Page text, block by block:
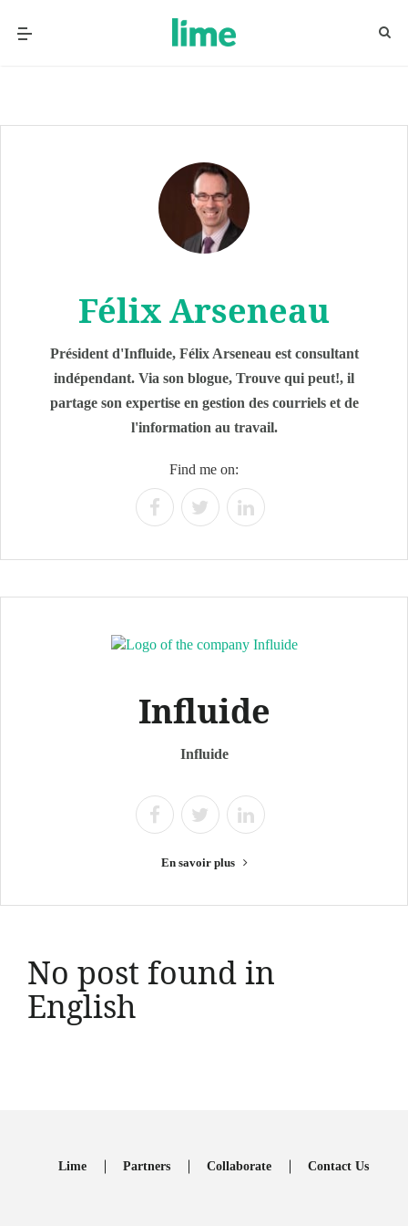
Félix Arseneau
Président d'Influide, Félix Arseneau est consultant
indépendant. Via son blogue, Trouve qui peut!, il
partage son expertise en gestion des courriels et de
l'information au travail.
Find me on:
Influide
Influide
En savoir plus
No post found in
English
Lime Partners Collaborate Contact Us